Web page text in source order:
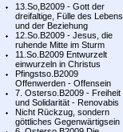
13.So,B2009 - Gott der
dreifaltige, Fülle des Lebens
und der Beziehung
12.So.B2009 - Jesus, die
ruhende Mitte im Sturm
11.So.B2009 Entwurzelt
einwurzeln in Christus
Pfingstso.B2009
Offenwerden - Offensein
7. Osterso.B2009 - Freiheit
und Solidarität - Renovabis
Nicht Rückzug, sondern
göttliches Gegenwärtigsein